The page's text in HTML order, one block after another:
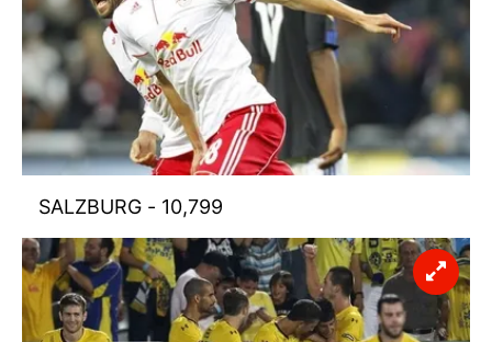
Sizlere daha iyi bir hizmet sunabilmek için İnternet
Sitemizde kendimize ve üçüncü kişilere ait çerezler
kullanılmaktadır. Bu çerezler vasıtasıyla çeşitli kişisel
verileriniz işlenmekte olup gerekli olan çerezler bilgi
toplumu hizmetlerinin sunulması amacıyla
kullanılmaktadır. Diğer çerezler, sitemizin daha işlevsel
kılınması ve kişiselleştirilmesi ve sizlere yönelik
reklam/pazarlama faaliyetlerinin yapılması, amaçlarıyla
sınırlı olarak açık rızanız dahilinde kullanılacaktır.
Çerezlere ilişkin tercihlerinizi aşağıda yer alan panel
vasıtasıyla belirleyebilirsiniz. Çerezlere ilişkin detaylı bilgi
için Ayarlar butonuna tıklayabilir,Çerez Bilgilendirme
SALZBURG - 10,799